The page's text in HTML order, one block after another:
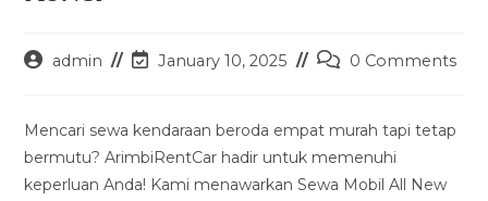
Postadmin
PostJanuary 10, 2025
Post0 Comments
Mencari sewa kendaraan beroda empat murah tapi tetap
bermutu? ArimbiRentCar hadir untuk memenuhi
keperluan Anda! Kami menawarkan Sewa Mobil All New